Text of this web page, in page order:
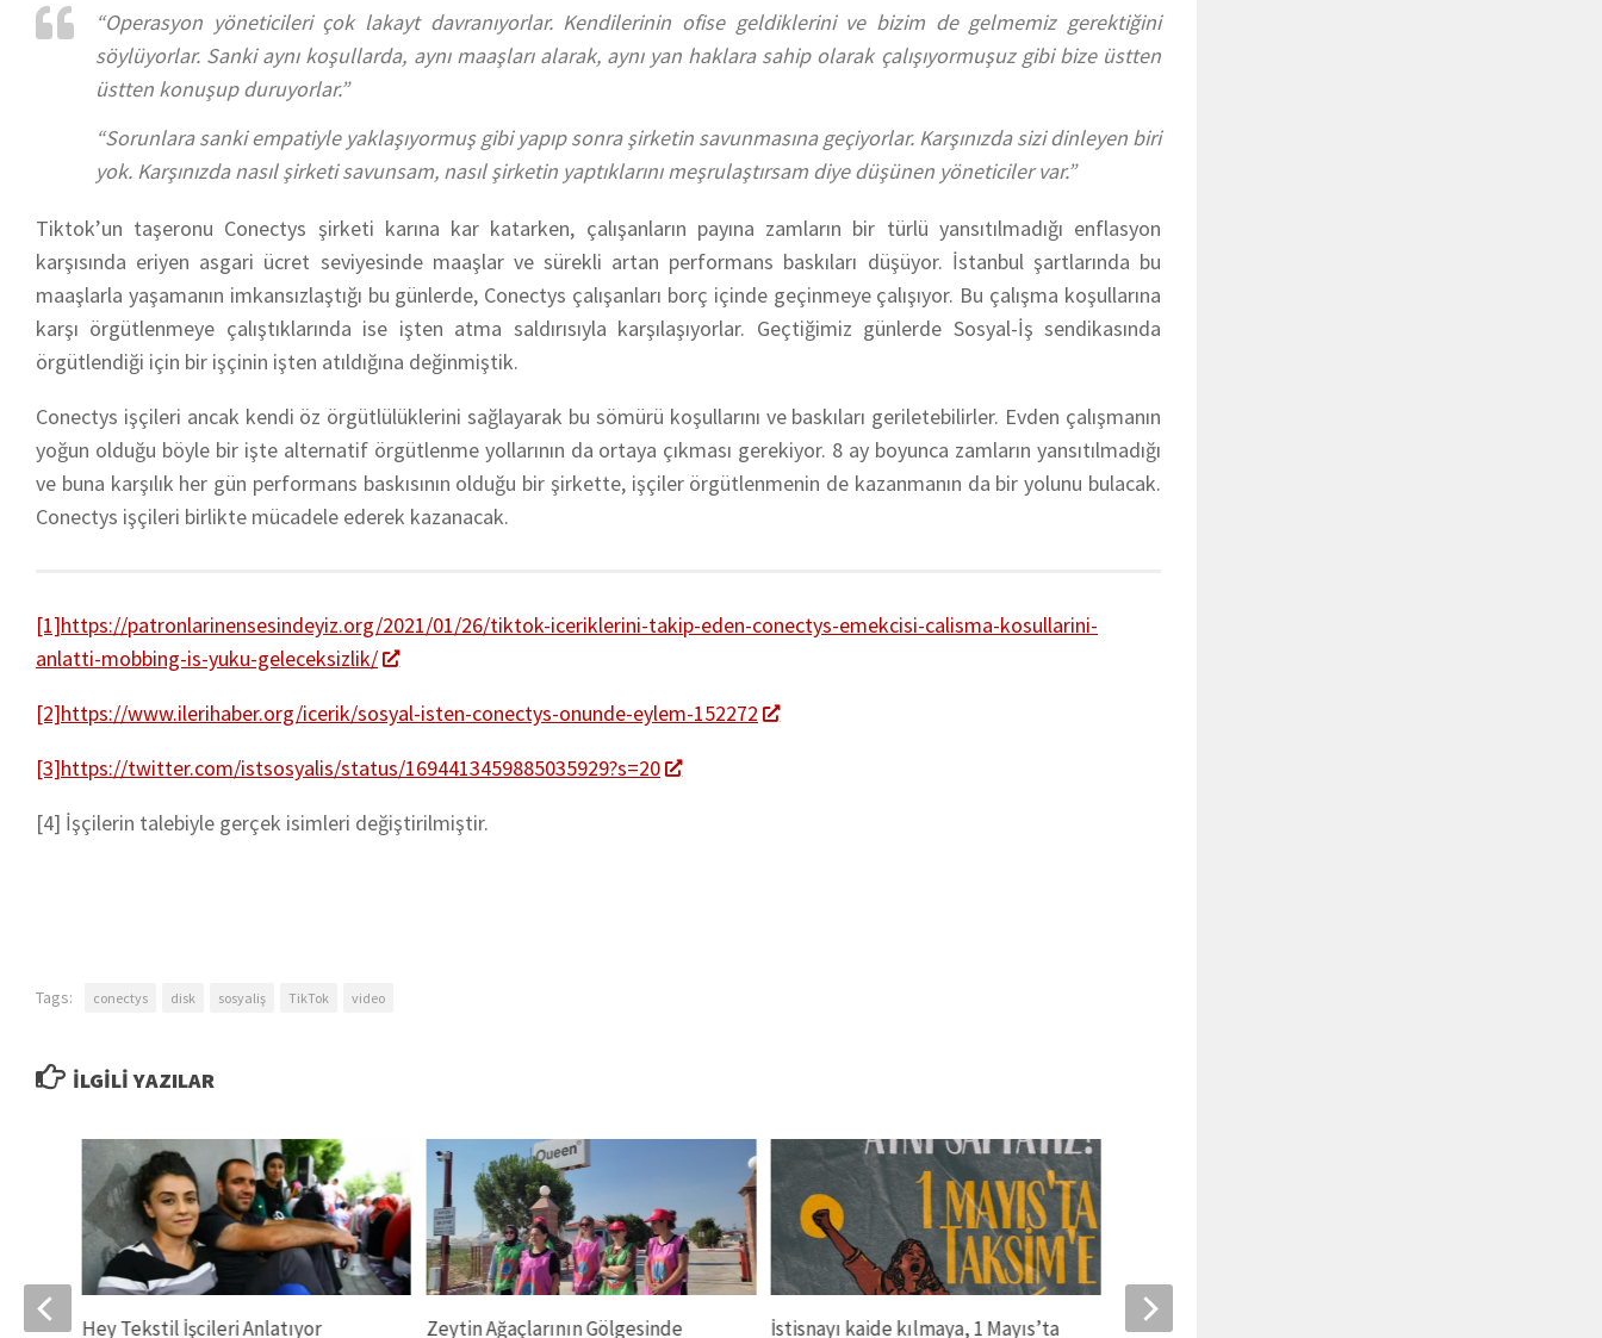
“Operasyon yöneticileri çok lakayt davranıyorlar. Kendilerinin ofise geldiklerini ve bizim de gelmemiz gerektiğini
söylüyorlar. Sanki aynı koşullarda, aynı maaşları alarak, aynı yan haklara sahip olarak çalışıyormuşuz gibi bize üstten
üstten konuşup duruyorlar.”
“Sorunlara sanki empatiyle yaklaşıyormuş gibi yapıp sonra şirketin savunmasına geçiyorlar. Karşınızda sizi dinleyen biri
yok. Karşınızda nasıl şirketi savunsam, nasıl şirketin yaptıklarını meşrulaştırsam diye düşünen yöneticiler var.”
Tiktok’un taşeronu Conectys şirketi karına kar katarken, çalışanların payına zamların bir türlü yansıtılmadığı enflasyon
karşısında eriyen asgari ücret seviyesinde maaşlar ve sürekli artan performans baskıları düşüyor. İstanbul şartlarında bu
maaşlarla yaşamanın imkansızlaştığı bu günlerde, Conectys çalışanları borç içinde geçinmeye çalışıyor. Bu çalışma koşullarına
karşı örgütlenmeye çalıştıklarında ise işten atma saldırısıyla karşılaşıyorlar. Geçtiğimiz günlerde Sosyal-İş sendikasında
örgütlendiği için bir işçinin işten atıldığına değinmiştik.
Conectys işçileri ancak kendi öz örgütlülüklerini sağlayarak bu sömürü koşullarını ve baskıları geriletebilirler. Evden çalışmanın
yoğun olduğu böyle bir işte alternatif örgütlenme yollarının da ortaya çıkması gerekiyor. 8 ay boyunca zamların yansıtılmadığı
ve buna karşılık her gün performans baskısının olduğu bir şirkette, işçiler örgütlenmenin de kazanmanın da bir yolunu bulacak.
Conectys işçileri birlikte mücadele ederek kazanacak.
[1]https://patronlarinensesindeyiz.org/2021/01/26/tiktok-iceriklerini-takip-eden-conectys-emekcisi-calisma-kosullarini-
anlatti-mobbing-is-yuku-geleceksizlik/
[2]https://www.ilerihaber.org/icerik/sosyal-isten-conectys-onunde-eylem-152272
[3]https://twitter.com/istsosyalis/status/1694413459885035929?s=20
[4] İşçilerin talebiyle gerçek isimleri değiştirilmiştir.
Tags: conectys disk sosyaliş TikTok video
İLGILI YAZILAR
Zeytin Ağaçlarının Gölgesinde İstisnayı kaide kılmaya, 1 Mayıs’ta TikTok’ta İşçi Sınıfının Temsili:
Hey Tekstil İşcileri Anlatıyor